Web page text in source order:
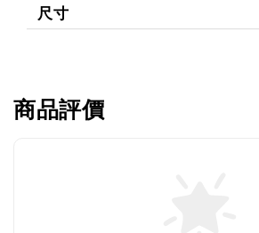
尺寸
商品評價